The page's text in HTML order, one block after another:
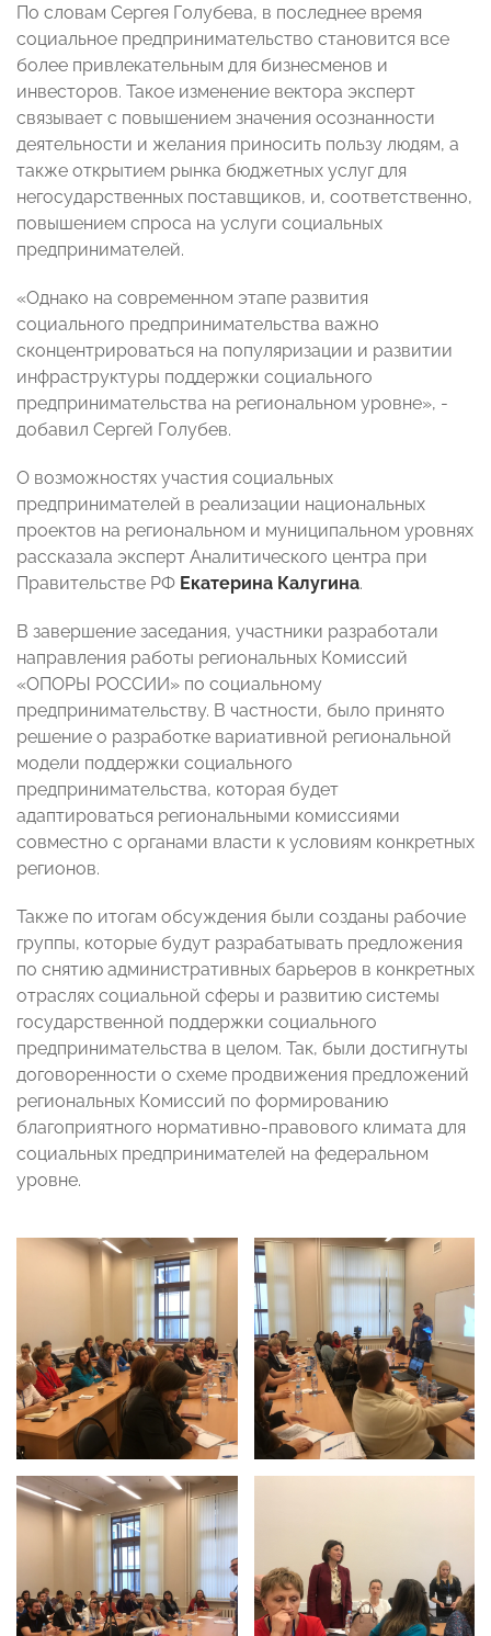
По словам Сергея Голубева, в последнее время
социальное предпринимательство становится все
более привлекательным для бизнесменов и
инвесторов. Такое изменение вектора эксперт
связывает с повышением значения осознанности
деятельности и желания приносить пользу людям, а
также открытием рынка бюджетных услуг для
негосударственных поставщиков, и, соответственно,
повышением спроса на услуги социальных
предпринимателей.
«Однако на современном этапе развития
социального предпринимательства важно
сконцентрироваться на популяризации и развитии
инфраструктуры поддержки социального
предпринимательства на региональном уровне», -
добавил Сергей Голубев.
О возможностях участия социальных
предпринимателей в реализации национальных
проектов на региональном и муниципальном уровнях
рассказала эксперт Аналитического центра при
Правительстве РФ Екатерина Калугина.
В завершение заседания, участники разработали
направления работы региональных Комиссий
«ОПОРЫ РОССИИ» по социальному
предпринимательству. В частности, было принято
решение о разработке вариативной региональной
модели поддержки социального
предпринимательства, которая будет
адаптироваться региональными комиссиями
совместно с органами власти к условиям конкретных
регионов.
Также по итогам обсуждения были созданы рабочие
группы, которые будут разрабатывать предложения
по снятию административных барьеров в конкретных
отраслях социальной сферы и развитию системы
государственной поддержки социального
предпринимательства в целом. Так, были достигнуты
договоренности о схеме продвижения предложений
региональных Комиссий по формированию
благоприятного нормативно-правового климата для
социальных предпринимателей на федеральном
уровне.